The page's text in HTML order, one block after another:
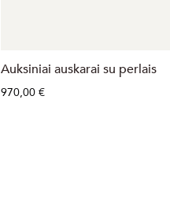
Auksiniai auskarai su perlais
970,00 €